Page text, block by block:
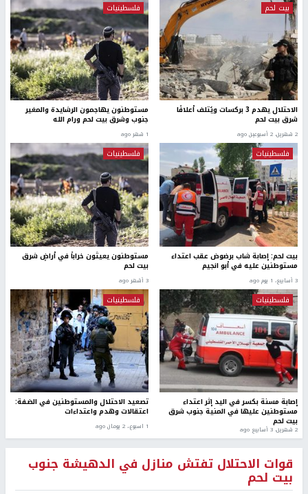
بيت لحم
الاحتلال يهدم 3 بركسات ويُتلف أعلافًا
شرق بيت لحم
2 شهرين، 2 أسبوعين ago
فلسطينيات
مستوطنون يهاجمون الرشايدة والمغير
جنوب وشرق بيت لحم ورام الله
1 شهر ago
فلسطينيات
بيت لحم: إصابة شاب برضوض عقب اعتداء
مستوطنين عليه في أبو انجيم
3 أسابيع، 1 يوم ago
فلسطينيات
مستوطنون يعيثون خراباً في أراضٍ شرق
بيت لحم
3 أشهر ago
فلسطينيات
إصابة مسنة بكسر في اليد إثر اعتداء
مستوطنين عليها في المنية جنوب شرق
بيت لحم
2 شهرين، 3 أسابيع ago
فلسطينيات
تصعيد الاحتلال والمستوطنين في الضفة:
اعتقالات وهدم واعتداءات
1 اسبوع.، 2 يومان ago
قوات الاحتلال تفتش منازل في الدهيشة جنوب
بيت لحم